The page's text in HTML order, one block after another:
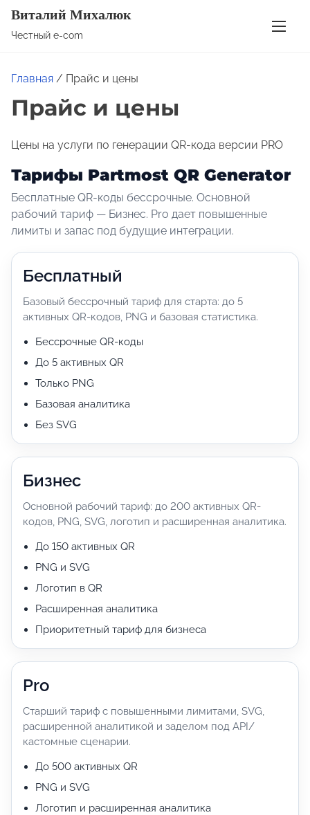
Виталий Михалюк
Честный e-com
Главная / Прайс и цены
Прайс и цены
Цены на услуги по генерации QR-кода версии PRO
Тарифы Partmost QR Generator
Бесплатные QR-коды бессрочные. Основной
рабочий тариф — Бизнес. Pro дает повышенные
лимиты и запас под будущие интеграции.
Бесплатный
Базовый бессрочный тариф для старта: до 5
активных QR-кодов, PNG и базовая статистика.
Бессрочные QR-коды
До 5 активных QR
Только PNG
Базовая аналитика
Без SVG
Бизнес
Основной рабочий тариф: до 200 активных QR-
кодов, PNG, SVG, логотип и расширенная аналитика.
До 150 активных QR
PNG и SVG
Логотип в QR
Расширенная аналитика
Приоритетный тариф для бизнеса
Pro
Старший тариф с повышенными лимитами, SVG,
расширенной аналитикой и заделом под API/
кастомные сценарии.
До 500 активных QR
PNG и SVG
Логотип и расширенная аналитика